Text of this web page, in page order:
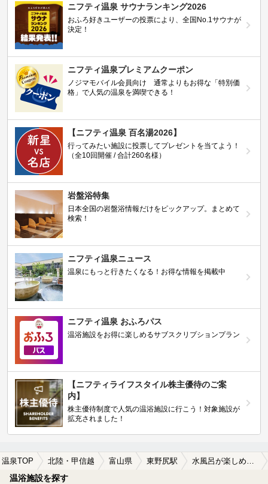
ニフティ温泉 サウナランキング2026
おふろ好きユーザーの投票により、全国No.1サウナが
決定！
ニフティ温泉プレミアムクーポン
ノジマモバイル会員向け 通常よりもお得な「特別価
格」で人気の温泉を満喫できる！
【ニフティ温泉 百名湯2026】
行ってみたい施設に投票してプレゼントを当てよう！
（全10回開催 / 合計260名様）
岩盤浴特集
日本全国の岩盤浴情報だけをピックアップ。まとめて
検索！
ニフティ温泉ニュース
温泉にもっと行きたくなる！お得な情報を掲載中
ニフティ温泉 おふろパス
温浴施設をお得に楽しめるサブスクリプションプラン
【ニフティライフスタイル株主優待のご案
内】
株主優待制度で人気の温浴施設に行こう！対象施設が
拡充されました！
温泉TOP 北陸・甲信越 富山県 東野尻駅 水風呂が楽しめる東野尻駅近くの温泉、日帰り温泉、スーパー銭湯おすすめ
温浴施設を探す